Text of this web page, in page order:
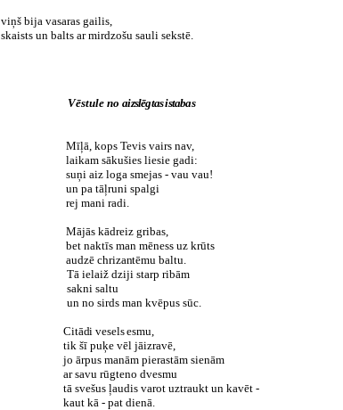
viņš bija vasaras gailis,
skaists un balts ar mirdzošu sauli sekstē.
Vēstule noaizslēgtas istabas
Mīļā, kops Tevis vairs nav,
laikam sākušies liesie gadi:
suņi aiz loga smejas - vau vau!
un pa tāļruni spalgi
rej mani radi.
Mājās kādreiz gribas,
bet naktīs man mēness uz krūts
audzē chrizantēmu baltu.
Tā ielaiž dziji starp ribām
sakni saltu
un no sirds man kvēpus sūc.
Citādi vesels esmu,
tik šī puķe vēl jāizravē,
jo ārpus manām pierastām sienām
ar savu rūgteno dvesmu
tā svešus ļaudis varot uztraukt un kavēt -
kaut kā - pat dienā.